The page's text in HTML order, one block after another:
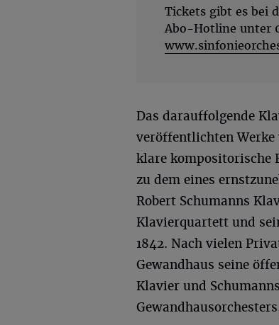
Tickets gibt es bei
Abo-Hotline unter
Das darauffolgende
veröffentlichten Werke
klare kompositorische
zu dem eines
Robert Schumanns
Klavierquartett und
1842. Nach vielen
Gewandhaus seine
Klavier und